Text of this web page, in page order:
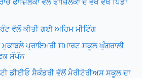
ਫਾਜ਼ਿਲਕਾ ਵੱਲੋਂ ਫਾਜ਼ਿਲਕਾ ਦੇ ਵੱਖ ਵੱਖ ਪਿੰਡਾਂ
ਵੱਲੋਂ ਕੀਤੀ ਗਈ ਅਹਿਮ ਮੀਟਿੰਗ
ਪ੍ਰਾਇਮਰੀ ਸਮਾਰਟ ਸਕੂਲ ਘੁੰਗਰਾਲੀ
ਸੰਪੰਨ
ਡੀਈਓ ਸੈਕੰਡਰੀ ਵੱਲੋਂ ਮੈਰੀਟੋਰੀਅਸ ਸਕੂਲ ਦਾ